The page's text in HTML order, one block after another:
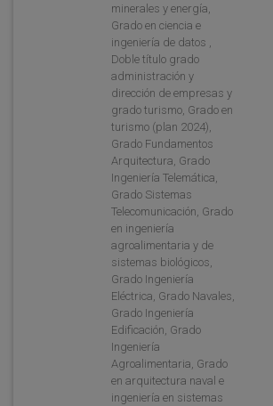
minerales y energía,
Grado en ciencia e
ingeniería de datos ,
Doble título grado
administración y
dirección de empresas y
grado turismo, Grado en
turismo (plan 2024),
Grado Fundamentos
Arquitectura, Grado
Ingeniería Telemática,
Grado Sistemas
Telecomunicación, Grado
en ingeniería
agroalimentaria y de
sistemas biológicos,
Grado Ingeniería
Eléctrica, Grado Navales,
Grado Ingeniería
Edificación, Grado
Ingeniería
Agroalimentaria, Grado
en arquitectura naval e
ingeniería en sistemas